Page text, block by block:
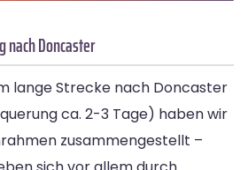
nach Doncaster
lange Strecke nach Doncaster
ca. 2-3 Tage) haben wir
zusammengestellt –